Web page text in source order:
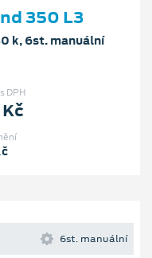
350 L3
k, 6st. manuální
DPH
6st. manuální